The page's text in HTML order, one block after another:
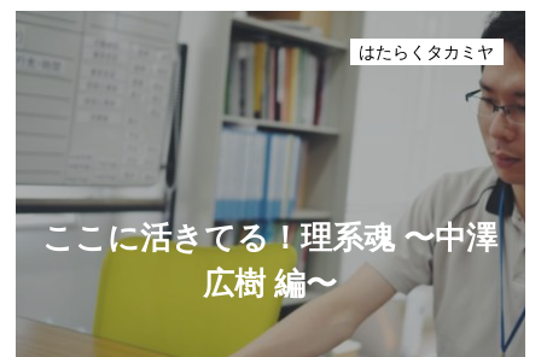
ここに活きてる！理系魂 〜中澤
広樹 編〜
はたらくタカミヤ